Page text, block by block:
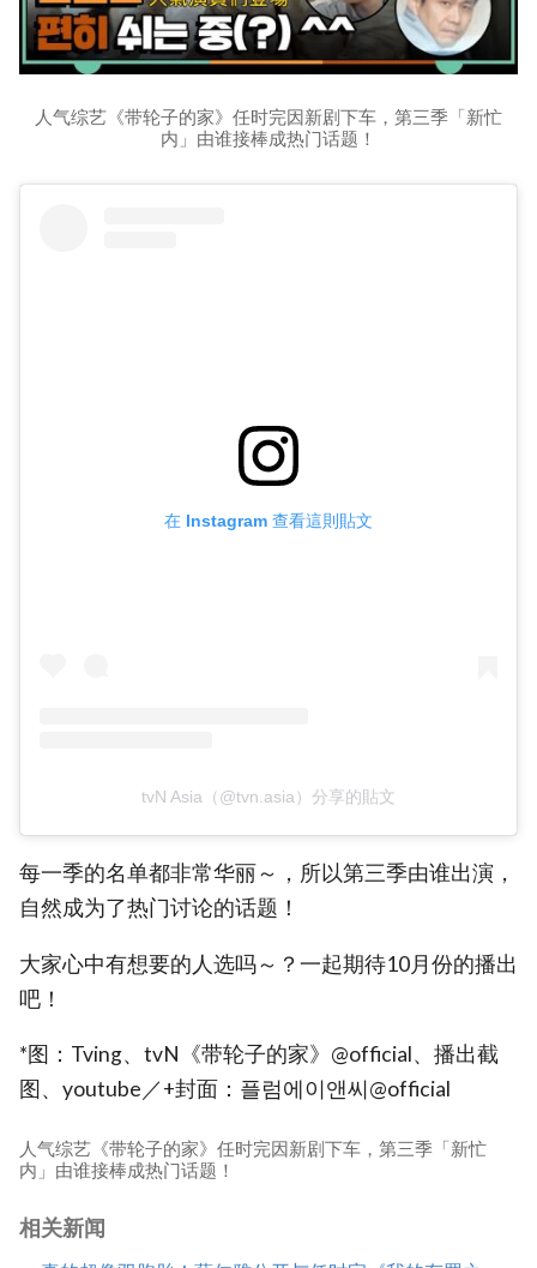
人气综艺《带轮子的家》任时完因新剧下车，第三季「新忙
内」由谁接棒成热门话题！
在 Instagram 查看這則貼文
tvN Asia（@tvn.asia）分享的貼文
每一季的名单都非常华丽～，所以第三季由谁出演，
自然成为了热门讨论的话题！
大家心中有想要的人选吗～？一起期待10月份的播出
吧！
*图：Tving、tvN《带轮子的家》@official、播出截
图、youtube／+封面：플럼에이앤씨@official
人气综艺《带轮子的家》任时完因新剧下车，第三季「新忙
内」由谁接棒成热门话题！
相关新闻